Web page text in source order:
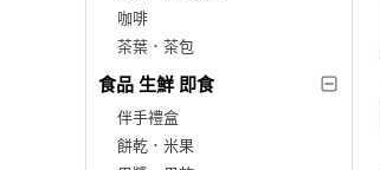
咖啡
茶葉．茶包
食品 生鮮 即食
伴手禮盒
餅乾．米果